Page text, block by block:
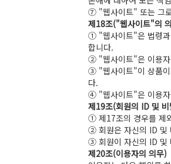
⑦ "웹사이트" 또는 그로
제18조("웹사이트"의
① "웹사이트"은 법령과
합니다.
② "웹사이트"은 이용자
③ "웹사이트"이 상품이
다.
④ "웹사이트"은 이용자
제19조(회원의 ID 및
① 제17조의 경우를 제
② 회원은 자신의 ID 및
③ 회원이 자신의 ID 및
제20조(이용자의 의무)